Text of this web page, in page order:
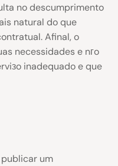
no descumprimento
natural do que
Afinal, o
necessidades e nгo
inadequado e que
um